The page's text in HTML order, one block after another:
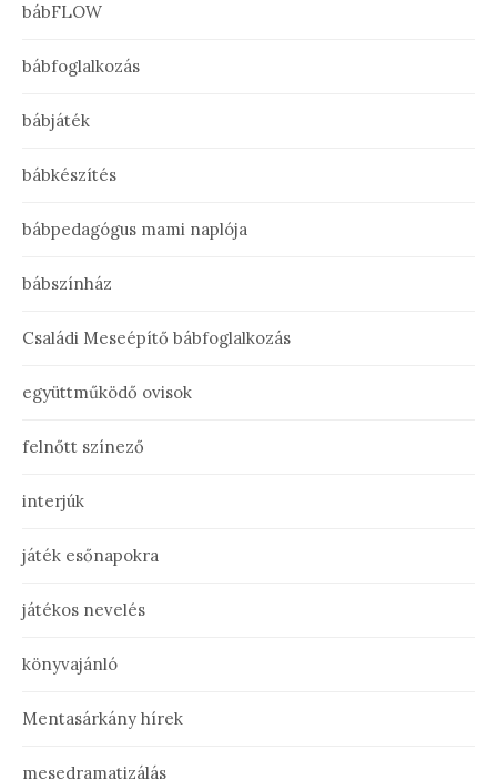
bábFLOW
bábfoglalkozás
bábjáték
bábkészítés
bábpedagógus mami naplója
bábszínház
Családi Meseépítő bábfoglalkozás
együttműködő ovisok
felnőtt színező
interjúk
játék esőnapokra
játékos nevelés
könyvajánló
Mentasárkány hírek
mesedramatizálás